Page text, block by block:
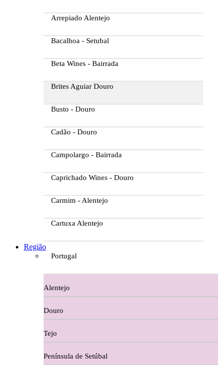
Arrepiado Alentejo
Bacalhoa - Setubal
Beta Wines - Bairrada
Brites Aguiar Douro
Busto - Douro
Cadão - Douro
Campolargo - Bairrada
Caprichado Wines - Douro
Carmim - Alentejo
Cartuxa Alentejo
Casa Dos Migueis Douro
Casa Relvas Alentejo
Caves de São João - Bairrada
Charcutaria
Região
Portugal
Alentejo
Douro
Tejo
Península de Setúbal